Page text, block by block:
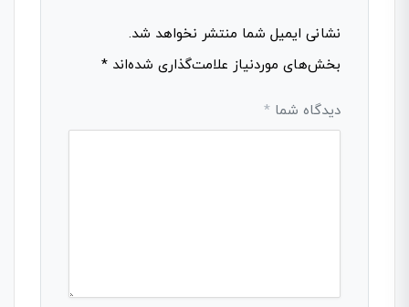
نشانی ایمیل شما منتشر نخواهد شد.
بخش‌های موردنیاز علامت‌گذاری شده‌اند *
دیدگاه شما *